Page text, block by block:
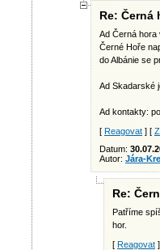
Re: Černá
Ad Černá hora
Černé Hoře
do Albánie se
Ad Skadarské
Ad kontakty:
[ Reagovat ] [
Datum:
Autor: Jára-
Re:
Patříme
hor.
[ Reagovat